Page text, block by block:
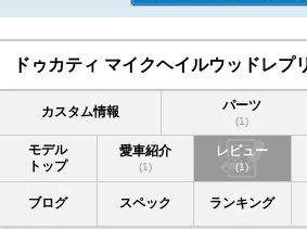
ドゥカティ マイクヘイルウッドレプ
カスタム情報 パーツ
(1)
モデル
トップ
愛車紹介
(1)
レビュー
(1)
ブログ スペック ランキング